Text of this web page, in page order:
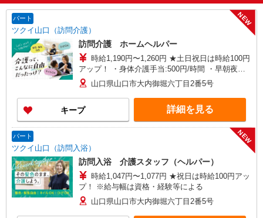
パート
ツクイ山口（訪問介護）
NEW
訪問介護 ホームヘルパー
時給1,190円〜1,260円 ★土日祝日は時給100円
アップ！ ・身体介護手当:500円/時間 ・早朝夜間
深夜手当:300円/時間 （18:00〜翌07:59の時間
帯） ・ICT手当:2,000円/月 ・深夜割増は別途支給
・ケア→ケアの移動時間も賃金（時給）を支給 ※
特定事業所加算手当:60円/時間 ※給与幅は資格・
経験等による
山口県山口市大内御堀六丁目2番5号
キープ 詳細を見る
パート
ツクイ山口（訪問入浴）
NEW
訪問入浴 介護スタッフ（ヘルパー）
時給1,047円〜1,077円 ★祝日は時給100円アッ
プ！ ※給与幅は資格・経験等による
山口県山口市大内御堀六丁目2番5号